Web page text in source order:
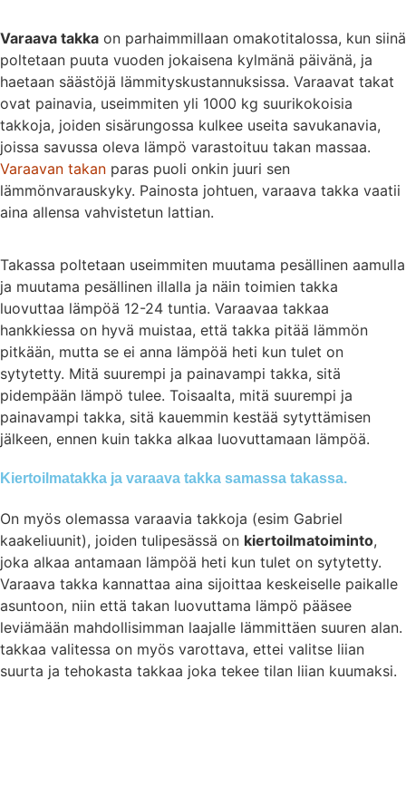
Varaava takka on parhaimmillaan omakotitalossa, kun siinä
poltetaan puuta vuoden jokaisena kylmänä päivänä, ja
haetaan säästöjä lämmityskustannuksissa. Varaavat takat
ovat painavia, useimmiten yli 1000 kg suurikokoisia
takkoja, joiden sisärungossa kulkee useita savukanavia,
joissa savussa oleva lämpö varastoituu takan massaa.
Varaavan takan paras puoli onkin juuri sen
lämmönvarauskyky. Painosta johtuen, varaava takka vaatii
aina allensa vahvistetun lattian.
Takassa poltetaan useimmiten muutama pesällinen aamulla
ja muutama pesällinen illalla ja näin toimien takka
luovuttaa lämpöä 12-24 tuntia. Varaavaa takkaa
hankkiessa on hyvä muistaa, että takka pitää lämmön
pitkään, mutta se ei anna lämpöä heti kun tulet on
sytytetty. Mitä suurempi ja painavampi takka, sitä
pidempään lämpö tulee. Toisaalta, mitä suurempi ja
painavampi takka, sitä kauemmin kestää sytyttämisen
jälkeen, ennen kuin takka alkaa luovuttamaan lämpöä.
Kiertoilmatakka ja varaava takka samassa takassa.
On myös olemassa varaavia takkoja (esim Gabriel
kaakeliuunit), joiden tulipesässä on kiertoilmatoiminto,
joka alkaa antamaan lämpöä heti kun tulet on sytytetty.
Varaava takka kannattaa aina sijoittaa keskeiselle paikalle
asuntoon, niin että takan luovuttama lämpö pääsee
leviämään mahdollisimman laajalle lämmittäen suuren alan.
takkaa valitessa on myös varottava, ettei valitse liian
suurta ja tehokasta takkaa joka tekee tilan liian kuumaksi.